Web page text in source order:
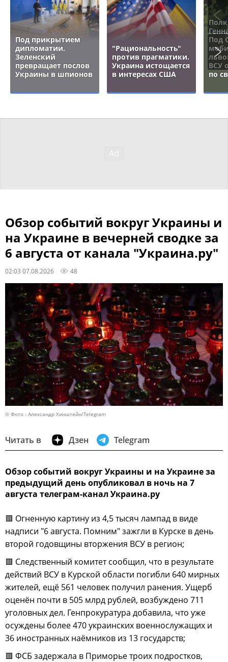
Под прикрытием
дипломатии.
Зеленский
превращает послов
Украины в шпионов
"Рациональность"
против прагматики.
Украина истощается
в интересах США
Под
ВСУ
по
Обзор событий вокруг Украины и
на Украине в вечерней сводке за
6 августа от канала "Украина.ру"
02:03 07.08.2026 48
© Фото : Александр Хинштейн/Telegram
Читать в Дзен Telegram
Обзор событий вокруг Украины и на Украине за
предыдущий день опубликовал в ночь на 7
августа телеграм-канал Украина.ру
🟥 Огненную картину из 4,5 тысяч лампад в виде
надписи "6 августа. Помним" зажгли в Курске в день
второй годовщины вторжения ВСУ в регион;
🟥 Следственный комитет сообщил, что в результате
действий ВСУ в Курской области погибли 640 мирных
жителей, ещё 561 человек получил ранения. Ущерб
оценён почти в 505 млрд рублей, возбуждено 711
уголовных дел. Генпрокуратура добавила, что уже
осуждены более 470 украинских военнослужащих и
36 иностранных наёмников из 13 государств;
🟥 ФСБ задержала в Приморье троих подростков,